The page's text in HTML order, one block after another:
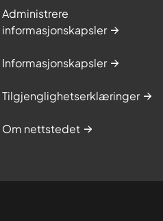
Administrere
informasjonskapsler
Informasjonskapsler
Tilgjenglighetserklæringer
Om nettstedet